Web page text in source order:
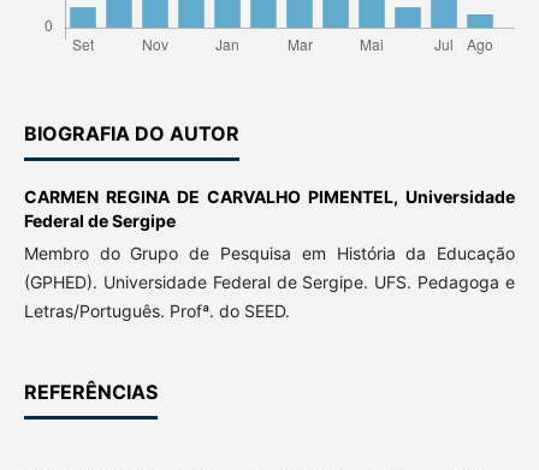
BIOGRAFIA DO AUTOR
CARMEN REGINA DE CARVALHO PIMENTEL,Universidade
Federal de Sergipe
Membro do Grupo de Pesquisa em História da Educação
(GPHED). Universidade Federal de Sergipe. UFS. Pedagoga e
Letras/Português. Profª. do SEED.
REFERÊNCIAS